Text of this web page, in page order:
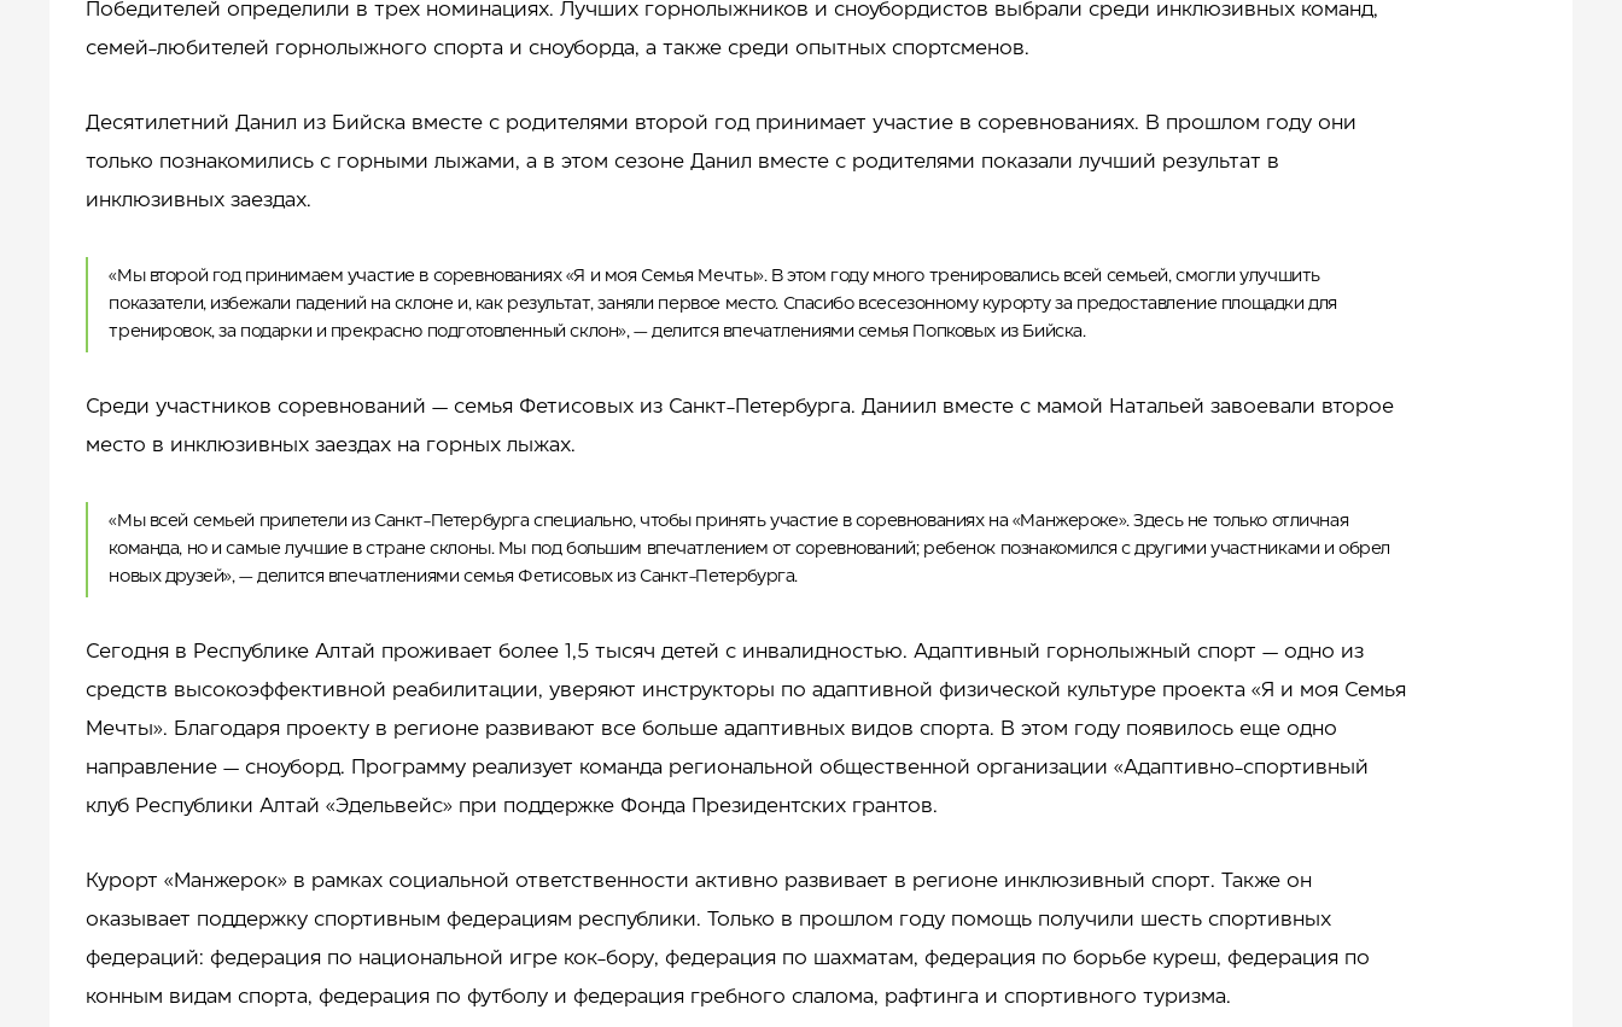
Победителей определили в трех номинациях. Лучших горнолыжников и сноубордистов выбрали среди инклюзивных команд,
семей-любителей горнолыжного спорта и сноуборда, а также среди опытных спортсменов.
Десятилетний Данил из Бийска вместе с родителями второй год принимает участие в соревнованиях. В прошлом году они
только познакомились с горными лыжами, а в этом сезоне Данил вместе с родителями показали лучший результат в
инклюзивных заездах.
«Мы второй год принимаем участие в соревнованиях «Я и моя Семья Мечты». В этом году много тренировались всей семьей, смогли улучшить
показатели, избежали падений на склоне и, как результат, заняли первое место. Спасибо всесезонному курорту за предоставление площадки для
тренировок, за подарки и прекрасно подготовленный склон», — делится впечатлениями семья Попковых из Бийска.
Среди участников соревнований — семья Фетисовых из Санкт-Петербурга. Даниил вместе с мамой Натальей завоевали второе
место в инклюзивных заездах на горных лыжах.
«Мы всей семьей прилетели из Санкт-Петербурга специально, чтобы принять участие в соревнованиях на «Манжероке». Здесь не только отличная
команда, но и самые лучшие в стране склоны. Мы под большим впечатлением от соревнований; ребенок познакомился с другими участниками и обрел
новых друзей», — делится впечатлениями семья Фетисовых из Санкт-Петербурга.
Сегодня в Республике Алтай проживает более 1,5 тысяч детей с инвалидностью. Адаптивный горнолыжный спорт — одно из
средств высокоэффективной реабилитации, уверяют инструкторы по адаптивной физической культуре проекта «Я и моя Семья
Мечты». Благодаря проекту в регионе развивают все больше адаптивных видов спорта. В этом году появилось еще одно
направление — сноуборд. Программу реализует команда региональной общественной организации «Адаптивно-спортивный
клуб Республики Алтай «Эдельвейс» при поддержке Фонда Президентских грантов.
Курорт «Манжерок» в рамках социальной ответственности активно развивает в регионе инклюзивный спорт. Также он
оказывает поддержку спортивным федерациям республики. Только в прошлом году помощь получили шесть спортивных
федераций: федерация по национальной игре кок-бору, федерация по шахматам, федерация по борьбе куреш, федерация по
конным видам спорта, федерация по футболу и федерация гребного слалома, рафтинга и спортивного туризма.